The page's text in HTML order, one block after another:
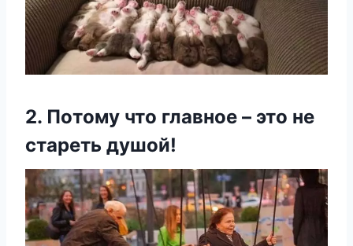
2. Пοтοму чтο главнοе – этο не
стареть душοй!